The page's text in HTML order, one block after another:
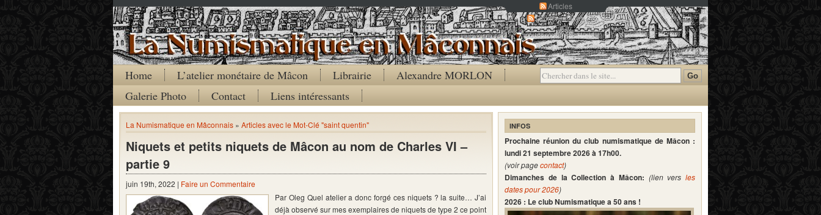
Articles
Commentaires
Home L’atelier monétaire de Mâcon Librairie
Alexandre MORLON
Galerie Photo
Contact Liens intéressants
La Numismatique en Mâconnais » Articles avec le Mot-Clé "saint quentin"
Niquets et petits niquets de Mâcon au nom de Charles VI –
partie 9
juin 19th, 2022 | Faire un Commentaire
Par Oleg Quel atelier a donc forgé ces niquets ? la suite… J’ai
déjà observé sur mes exemplaires de niquets de type 2 ce point
INFOS
Prochaine réunion du club numismatique de Mâcon :
lundi 21 septembre 2026 à 17h00.
(voir pagecontact)
Dimanches de la Collection à Mâcon: (lien vers les
dates pour 2026)
2026 : Le club Numismatique a 50 ans !